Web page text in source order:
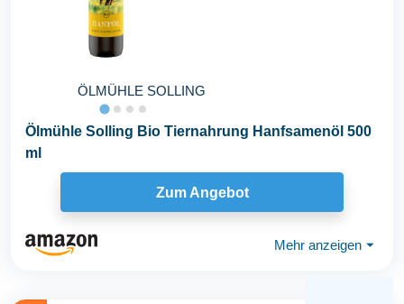
ÖLMÜHLE SOLLING
Ölmühle Solling Bio Tiernahrung Hanfsamenöl 500
ml
Zum Angebot
Mehr anzeigen ⏷